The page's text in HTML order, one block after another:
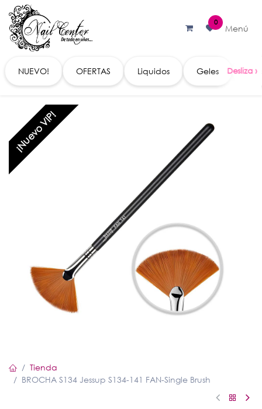
Ir al contenido
0
Menú
NUEVO! OFERTAS Liquidos Geles
¡Nuevo VIP!
Tienda
BROCHA S134 Jessup S134-141 FAN-Single Brush